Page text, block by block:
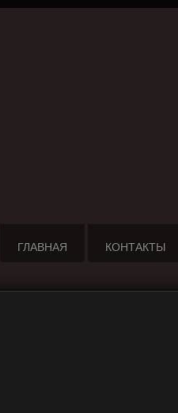
ГЛАВНАЯ КОНТАКТЫ